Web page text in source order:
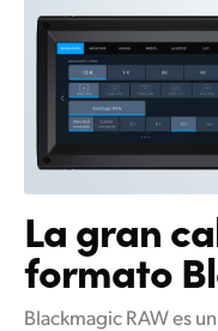
La gran
formato
Blackmagic RAW es